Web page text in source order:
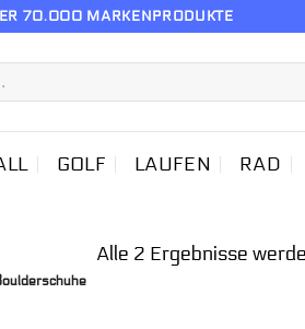
70.000 MARKENPRODUKTE
GOLF LAUFEN RAD
Alle 2 Ergebnisse